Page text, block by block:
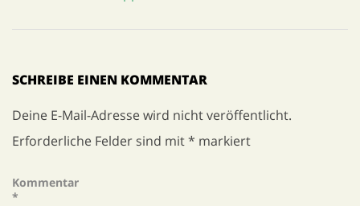
SCHREIBE EINEN KOMMENTAR
Deine E-Mail-Adresse wird nicht veröffentlicht.
Erforderliche Felder sind mit* markiert
Kommentar
*